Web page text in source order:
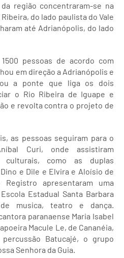
região concentraram-se na
do lado paulista do Vale
até Adrianópolis, do lado
pessoas de acordo com
em direção a Adrianópolis e
a ponte que liga os dois
o Rio Ribeira de Iguape e
e revolta contra o projeto de
as pessoas seguiram para o
Curi, onde assistiram
culturais, como as duplas
e Dile e Elvira e Aloísio de
apresentaram uma
Estadual Santa Barbara
musica, teatro e dança.
paranaense Maria Isabel
Macule Le, de Cananéia,
Batucajé, o grupo
Senhora da Guia.